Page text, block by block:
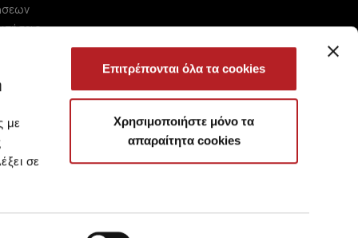
με
σε
Επιτρέπονται όλα τα cookies
Χρησιμοποιήστε μόνο τα
απαραίτητα cookies